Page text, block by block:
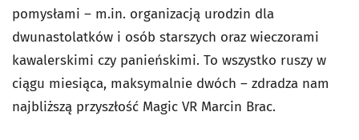
pomysłami – m.in. organizacją urodzin dla
dwunastolatków i osób starszych oraz wieczorami
kawalerskimi czy panieńskimi. To wszystko ruszy w
ciągu miesiąca, maksymalnie dwóch – zdradza nam
najbliższą przyszłość Magic VR Marcin Brac.